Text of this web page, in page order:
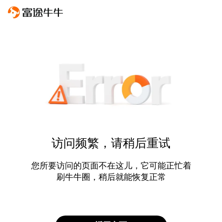
访问频繁，请稍后重试
您所要访问的页面不在这儿，它可能正忙着
刷牛牛圈，稍后就能恢复正常